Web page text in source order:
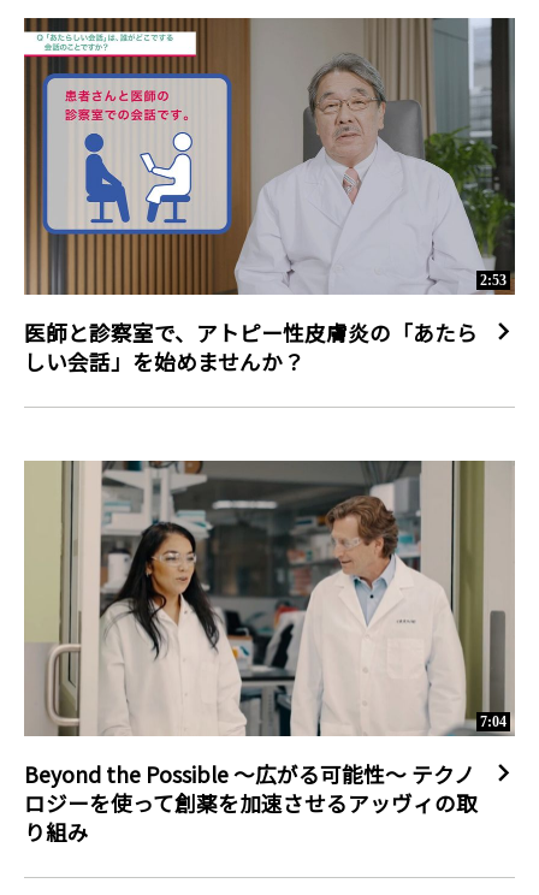
2:53
医師と診察室で、アトピー性皮膚炎の「あたら
しい会話」を始めませんか？
7:04
Beyond the Possible ～広がる可能性～ テクノ
ロジーを使って創薬を加速させるアッヴィの取
り組み